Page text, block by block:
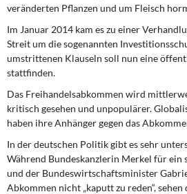
veränderten Pflanzen und um Fleisch
Im Januar 2014 kam es zu einer
Streit um die sogenannten
umstrittenen Klauseln soll nun eine
stattfinden.
Das Freihandelsabkommen wird
kritisch gesehen und unpopulärer.
haben ihre Anhänger gegen das
In der deutschen Politik gibt es sehr
Während Bundeskanzlerin Merkel für ein
und der Bundeswirtschaftsminister
Abkommen nicht „kaputt zu reden“,